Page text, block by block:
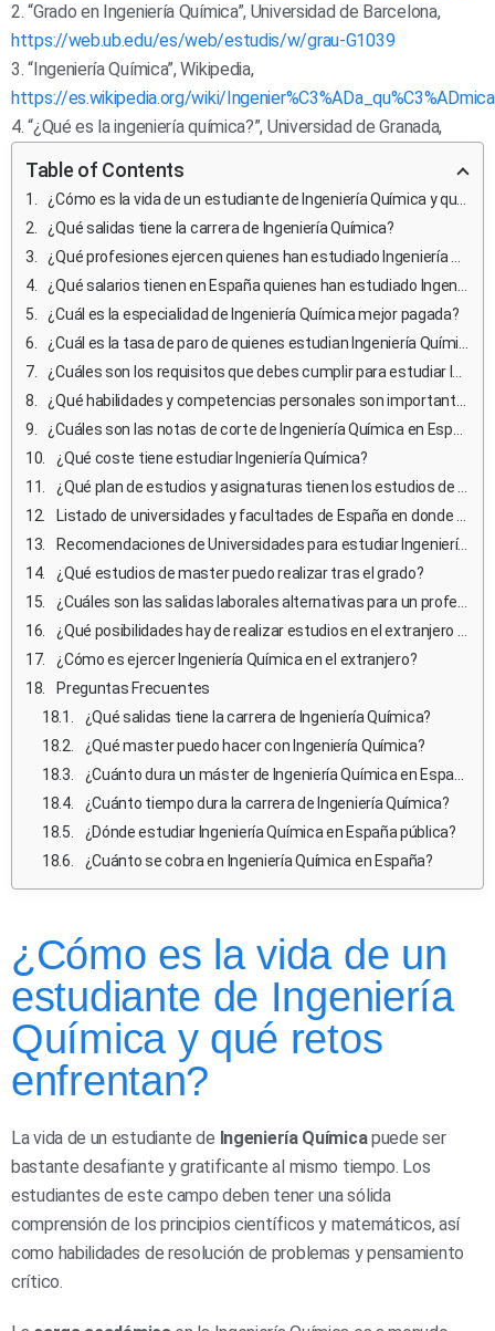
2. “Grado en Ingeniería Química”, Universidad de Barcelona,
https://web.ub.edu/es/web/estudis/w/grau-G1039
3. “Ingeniería Química”, Wikipedia,
https://es.wikipedia.org/wiki/Ingenier%C3%ADa_qu%C3%ADmica
4. “¿Qué es la ingeniería química?”, Universidad de Granada,
Table of Contents
¿Cómo es la vida de un estudiante de Ingeniería Química y qué retos enfrentan?
¿Qué salidas tiene la carrera de Ingeniería Química?
¿Qué profesiones ejercen quienes han estudiado Ingeniería Química?
¿Qué salarios tienen en España quienes han estudiado Ingeniería Química?
¿Cuál es la especialidad de Ingeniería Química mejor pagada?
¿Cuál es la tasa de paro de quienes estudian Ingeniería Química?
¿Cuáles son los requisitos que debes cumplir para estudiar Ingeniería Química en España?
¿Qué habilidades y competencias personales son importantes para estudiar y ejercer Ingeniería Química?
¿Cuáles son las notas de corte de Ingeniería Química en España?
¿Qué coste tiene estudiar Ingeniería Química?
¿Qué plan de estudios y asignaturas tienen los estudios de Ingeniería Química en España?
Listado de universidades y facultades de España en donde estudiar Ingeniería Química
Recomendaciones de Universidades para estudiar Ingeniería Química
¿Qué estudios de master puedo realizar tras el grado?
¿Cuáles son las salidas laborales alternativas para un profesional de Ingeniería Química que no desea ejercer?
¿Qué posibilidades hay de realizar estudios en el extranjero durante la carrera de Ingeniería Química?
¿Cómo es ejercer Ingeniería Química en el extranjero?
Preguntas Frecuentes
¿Qué salidas tiene la carrera de Ingeniería Química?
¿Qué master puedo hacer con Ingeniería Química?
¿Cuánto dura un máster de Ingeniería Química en España?
¿Cuánto tiempo dura la carrera de Ingeniería Química?
¿Dónde estudiar Ingeniería Química en España pública?
¿Cuánto se cobra en Ingeniería Química en España?
¿Cómo es la vida de un
estudiante de Ingeniería
Química y qué retos
enfrentan?
La vida de un estudiante de Ingeniería Químicapuede ser
bastante desafiante y gratificante al mismo tiempo. Los
estudiantes de este campo deben tener una sólida
comprensión de los principios científicos y matemáticos, así
como habilidades de resolución de problemas y pensamiento
crítico.